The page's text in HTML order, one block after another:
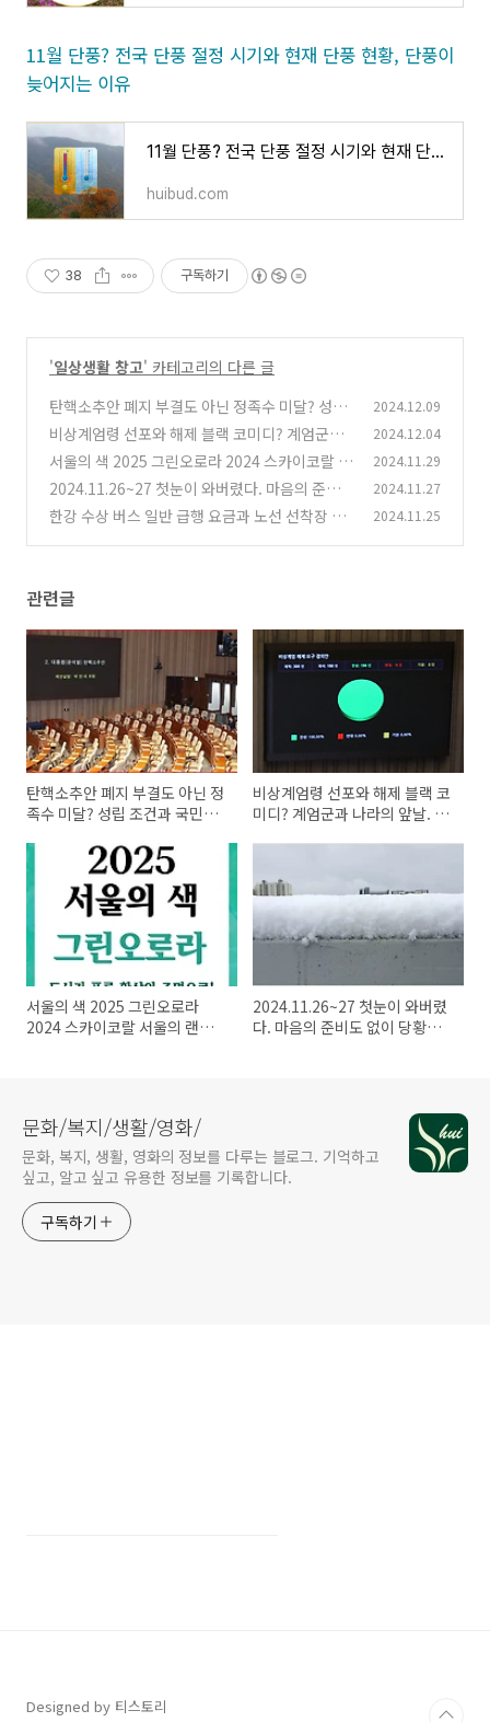
11월 단풍? 전국 단풍 절정 시기와 현재 단풍 현황, 단풍이
늦어지는 이유
11월 단풍? 전국 단풍 절정 시기와 현재 단풍 현황, 단풍이 늦어지는 이유
huibud.com
38 구독하기
'일상생활 창고' 카테고리의 다른 글
탄핵소추안 폐지 부결도 아닌 정족수 미달? 성립
조건과 국민의 소리! (1)
2024.12.09
비상계엄령 선포와 해제 블랙 코미디? 계엄군과
나라의 앞날. 지금의 명언!
(2)
2024.12.04
서울의 색 2025 그린오로라 2024 스카이코랄 서
울의 랜드마크 조명
(0)
2024.11.29
2024.11.26~27 첫눈이 와버렸다. 마음의 준비
도 없이 당황스럽다.
(0)
2024.11.27
한강 수상 버스 일반 급행 요금과 노선 선착장 누
2024.11.25
관련글
탄핵소추안 폐지 부결도 아닌 정
족수 미달? 성립 조건과 국민의
비상계엄령 선포와 해제 블랙 코
미디? 계엄군과 나라의 앞날. 지
서울의 색 2025 그린오로라
2024 스카이코랄 서울의 랜드
2024.11.26~27 첫눈이 와버렸
다. 마음의 준비도 없이 당황스
문화/복지/생활/영화/
문화, 복지, 생활, 영화의 정보를 다루는 블로그. 기억하고
싶고, 알고 싶고 유용한 정보를 기록합니다.
구독하기
Designed by 티스토리